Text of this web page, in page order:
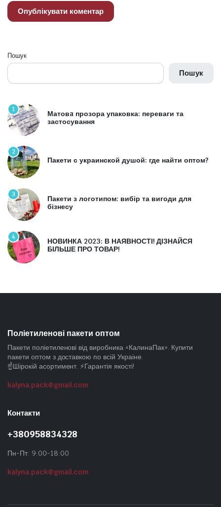
Пошук
Пошук
1
Матовa прозора упаковка: переваги та
застосування
2
Пакети с украинской душой: где найти оптом?
3
Пакети з логотипом: вибір та вигоди для
бізнесу
4
НОВИНКА 2023: В НАЯВНОСТІ! ДІЗНАЙСЯ
БІЛЬШЕ ПРО ТОВАР!
Поліетиленові пакети оптом
Пакети поліетиленові від виробника «КалинаПак». Купити
пакети оптом з доставкою по всій Украіне.
☝️Шірокій асортимент. ⚡Гарантія якості!
kalyna.pack@gmail.com
Контакти
+380958834328
Пн-Пт: 9:00-18:00
kalyna.pack@gmail.com